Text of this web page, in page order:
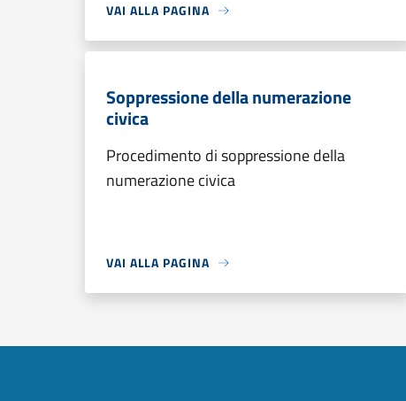
VAI ALLA PAGINA
Soppressione della numerazione
civica
Procedimento di soppressione della
numerazione civica
VAI ALLA PAGINA